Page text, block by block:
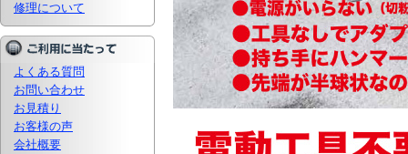
修理について
よくある質問
お問い合わせ
お見積り
お客様の声
会社概要